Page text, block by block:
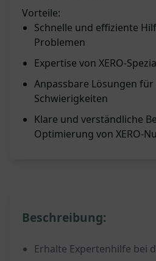
Vorteile:
Schnelle und effiziente
Problemen
Expertise von XERO-
Anpassbare Lösungen für
Schwierigkeiten
Klare und verständliche
Optimierung von XERO-
Beschreibung:
Erhalte Expertenhilfe bei